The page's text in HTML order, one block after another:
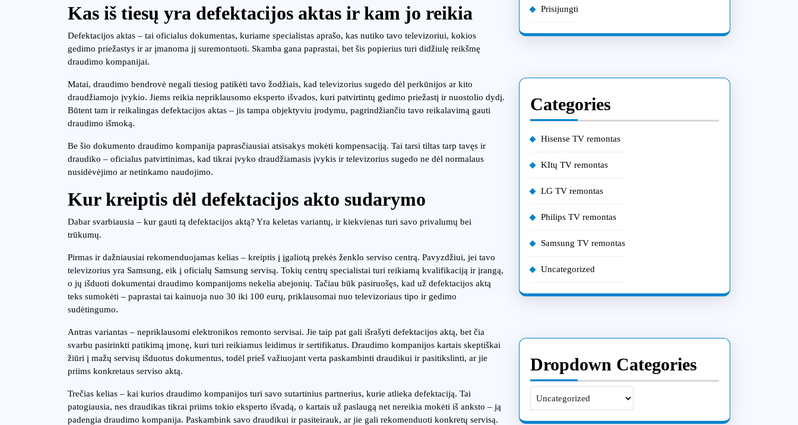
Kas iš tiesų yra defektacijos aktas ir kam jo reikia
Defektacijos aktas – tai oficialus dokumentas, kuriame specialistas aprašo, kas nutiko tavo televizoriui, kokios
gedimo priežastys ir ar įmanoma jį suremontuoti. Skamba gana paprastai, bet šis popierius turi didžiulę reikšmę
draudimo kompanijai.
Matai, draudimo bendrovė negali tiesiog patikėti tavo žodžiais, kad televizorius sugedo dėl perkūnijos ar kito
draudžiamojo įvykio. Jiems reikia nepriklausomo eksperto išvados, kuri patvirtintų gedimo priežastį ir nuostolio dydį.
Būtent tam ir reikalingas defektacijos aktas – jis tampa objektyviu įrodymu, pagrindžiančiu tavo reikalavimą gauti
draudimo išmoką.
Be šio dokumento draudimo kompanija paprasčiausiai atsisakys mokėti kompensaciją. Tai tarsi tiltas tarp tavęs ir
draudiko – oficialus patvirtinimas, kad tikrai įvyko draudžiamasis įvykis ir televizorius sugedo ne dėl normalaus
nusidėvėjimo ar netinkamo naudojimo.
Kur kreiptis dėl defektacijos akto sudarymo
Dabar svarbiausia – kur gauti tą defektacijos aktą? Yra keletas variantų, ir kiekvienas turi savo privalumų bei
trūkumų.
Pirmas ir dažniausiai rekomenduojamas kelias – kreiptis į įgaliotą prekės ženklo serviso centrą. Pavyzdžiui, jei tavo
televizorius yra Samsung, eik į oficialų Samsung servisą. Tokių centrų specialistai turi reikiamą kvalifikaciją ir įrangą,
o jų išduoti dokumentai draudimo kompanijoms nekelia abejonių. Tačiau būk pasiruošęs, kad už defektacijos aktą
teks sumokėti – paprastai tai kainuoja nuo 30 iki 100 eurų, priklausomai nuo televizoriaus tipo ir gedimo
sudėtingumo.
Antras variantas – nepriklausomi elektronikos remonto servisai. Jie taip pat gali išrašyti defektacijos aktą, bet čia
svarbu pasirinkti patikimą įmonę, kuri turi reikiamus leidimus ir sertifikatus. Draudimo kompanijos kartais skeptiškai
žiūri į mažų servisų išduotus dokumentus, todėl prieš važiuojant verta paskambinti draudikui ir pasitikslinti, ar jie
priims konkretaus serviso aktą.
Trečias kelias – kai kurios draudimo kompanijos turi savo sutartinius partnerius, kurie atlieka defektaciją. Tai
patogiausia, nes draudikas tikrai priims tokio eksperto išvadą, o kartais už paslaugą net nereikia mokėti iš anksto – ją
padengia draudimo kompanija. Paskambink savo draudikui ir pasiteirauk, ar jie gali rekomenduoti konkretų servisą.
Prisijungti
Categories
Hisense TV remontas
KItų TV remontas
LG TV remontas
Philips TV remontas
Samsung TV remontas
Uncategorized
Dropdown Categories